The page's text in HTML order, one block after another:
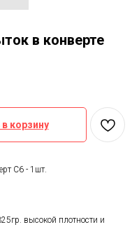
в конверте
корзину
С6 - 1шт.
высокой плотности и